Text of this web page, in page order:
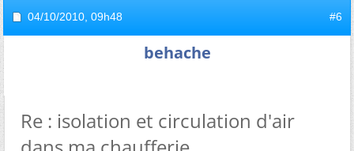
04/10/2010, 09h48 #6
behache
Re : isolation et circulation d'air